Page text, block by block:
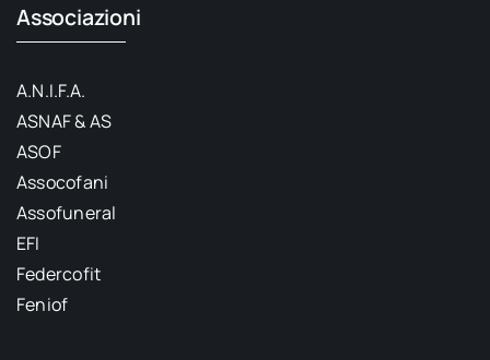
Associazioni
A.N.I.F.A.
ASNAF & AS
ASOF
Assocofani
Assofuneral
EFI
Federcofit
Feniof